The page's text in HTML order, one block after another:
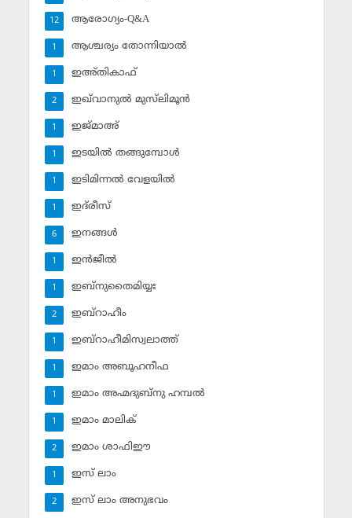
ആരോഗ്യം-Q&A
12
ആശ്ചര്യം തോന്നിയാല്‍
1
ഇഅ്തികാഫ്‌
1
ഇഖ്‌വാനുല്‍ മുസ്‌ലിമൂന്‍
2
ഇജ്മാഅ്
1
ഇടയില്‍ തങ്ങുമ്പോള്‍
1
ഇടിമിന്നല്‍ വേളയില്‍
1
ഇദ്‌രീസ്‌
1
ഇനങ്ങള്‍
6
ഇന്‍ജീല്‍
1
ഇബ്‌നുതൈമിയ്യഃ
1
ഇബ്‌റാഹീം
2
ഇബ്‌റാഹീമിസ്വലാത്ത്
1
ഇമാം അബൂഹനീഫ
1
ഇമാം അഹ്മദുബ്‌നു ഹമ്പല്‍
1
ഇമാം മാലിക്
1
ഇമാം ശാഫിഈ
2
ഇസ് ലാം
1
ഇസ് ലാം അനുഭവം
2